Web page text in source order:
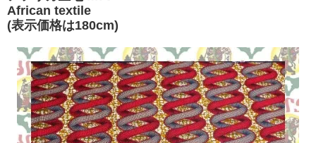
African textile
(表示価格は180cm)